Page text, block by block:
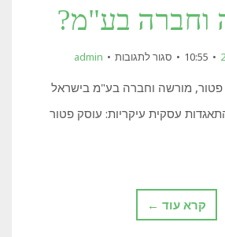
וחברה בע"מ?
10:55 סגור לתגובות על
בין
פטור,
admin
מורשה וחברה בע"מ בישראל
עסקית עיקריות: עוסק פטור
קרא עוד ←